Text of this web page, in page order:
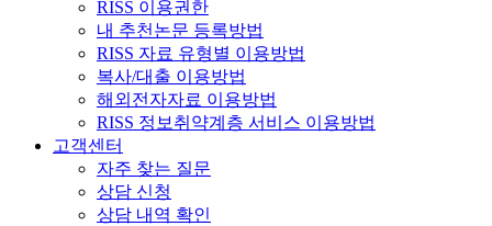
RISS 이용권한
내 추천논문 등록방법
RISS 자료 유형별 이용방법
복사/대출 이용방법
해외전자자료 이용방법
RISS 정보취약계층 서비스 이용방법
고객센터
자주 찾는 질문
상담 신청
상담 내역 확인